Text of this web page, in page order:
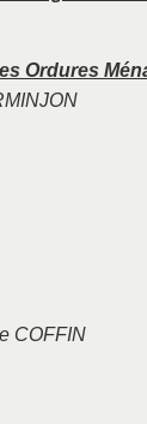
Ordures
COFFIN